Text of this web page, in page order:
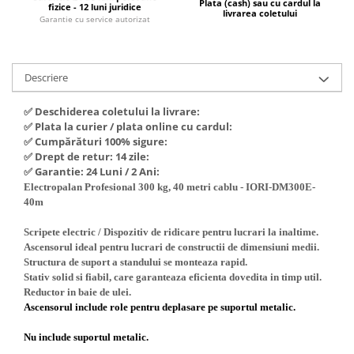
Nivela de masurat
pneumatice
Pistoale de vopsit
Prelungitoare
Polizoare electrice de banc si
unghiulare
Rindele si freze pentru lemn
Redresoare auto - roboti de
Suflante cu aer cald
Scari metalice
Strungurii
Scule cu acumulator
Scule pentru electricieni
Hote Telescopice
Hote Country
Hote Insula
Hote Cupolare
Accesorii, consumabile hote
Masini de tocat carne
Masini de carnati ( CARNATARI )
Masini de spalat vase
Masini de spalat vase incorporabile
Masini de spalat vase
independente
Masini de spalat rufe
Masini de spalat rufe frontale
Masini de spalat rufe verticale
fizice - 12 luni juridice
Garantie cu service autorizat
Plata (cash) sau cu cardul la
livrarea coletului
Descriere
✅ Deschiderea coletului la livrare:
✅ Plata la curier / plata online cu cardul:
✅ Cumpărături 100% sigure:
✅ Drept de retur: 14 zile:
✅ Garantie: 24 Luni / 2 Ani:
Electropalan Profesional 300 kg, 40 metri cablu - IORI-DM300E-
40m
Scripete electric / Dispozitiv de ridicare pentru lucrari la inaltime.
Ascensorul ideal pentru lucrari de constructii de dimensiuni medii.
Structura de suport a standului se monteaza rapid.
Stativ solid si fiabil, care garanteaza eficienta dovedita in timp util.
Reductor in baie de ulei.
Ascensorul include role pentru deplasare pe suportul metalic.
Nu include suportul metalic.